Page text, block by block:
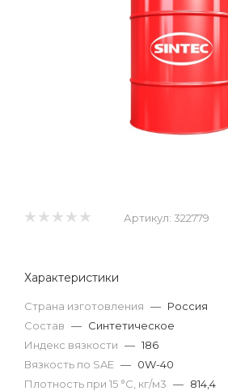
Артикул: 322779
Характеристики
Страна изготовления — Россия
Состав — Синтетическое
Индекс вязкости — 186
Вязкость по SAE — 0W-40
Плотность при 15 °С, кг/м3 — 814,4